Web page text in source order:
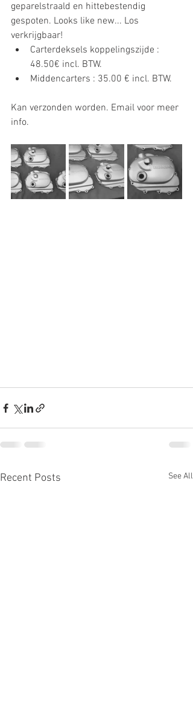
geparelstraald en hittebestendig
gespoten. Looks like new... Los
verkrijgbaar!
Carterdeksels koppelingszijde :
48.50€ incl. BTW.
Middencarters : 35.00 € incl. BTW.
Kan verzonden worden. Email voor meer
info.
Recent Posts See All